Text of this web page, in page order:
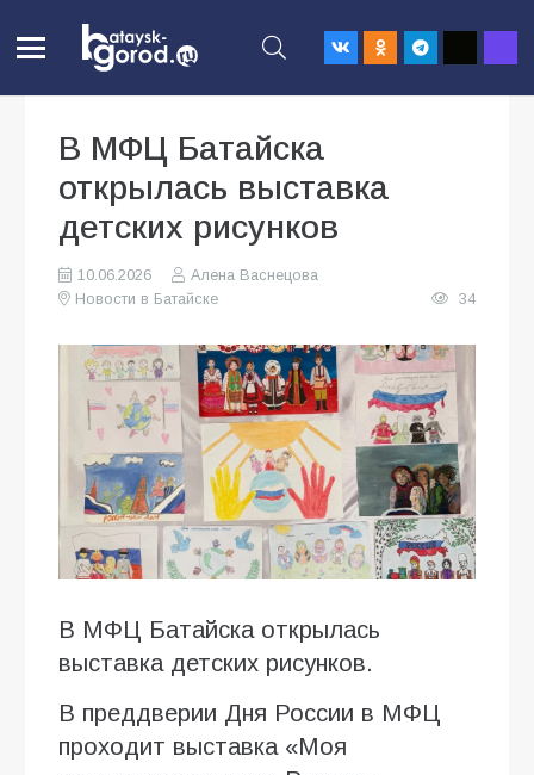
В МФЦ Батайска
открылась выставка
детских рисунков
10.06.2026
Алена Васнецова
Новости в Батайске
34
В МФЦ Батайска открылась
выставка детских рисунков.
В преддверии Дня России в МФЦ
проходит выставка «Моя